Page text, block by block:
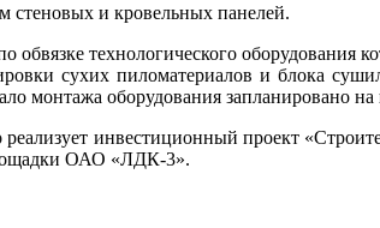
стеновых и кровельных панелей.
технологического оборудования
сухих пиломатериалов и блока
монтажа оборудования запланировано
инвестиционный проект
ОАО «ЛДК-3».